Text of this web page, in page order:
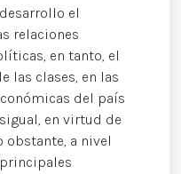
el
relaciones
en tanto, el
las clases, en las
del país
en virtud de
obstante, a nivel